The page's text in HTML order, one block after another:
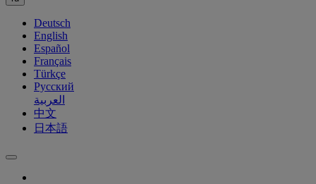
Deutsch
English
Español
Français
Türkçe
Русский
العربية
中文
日本語